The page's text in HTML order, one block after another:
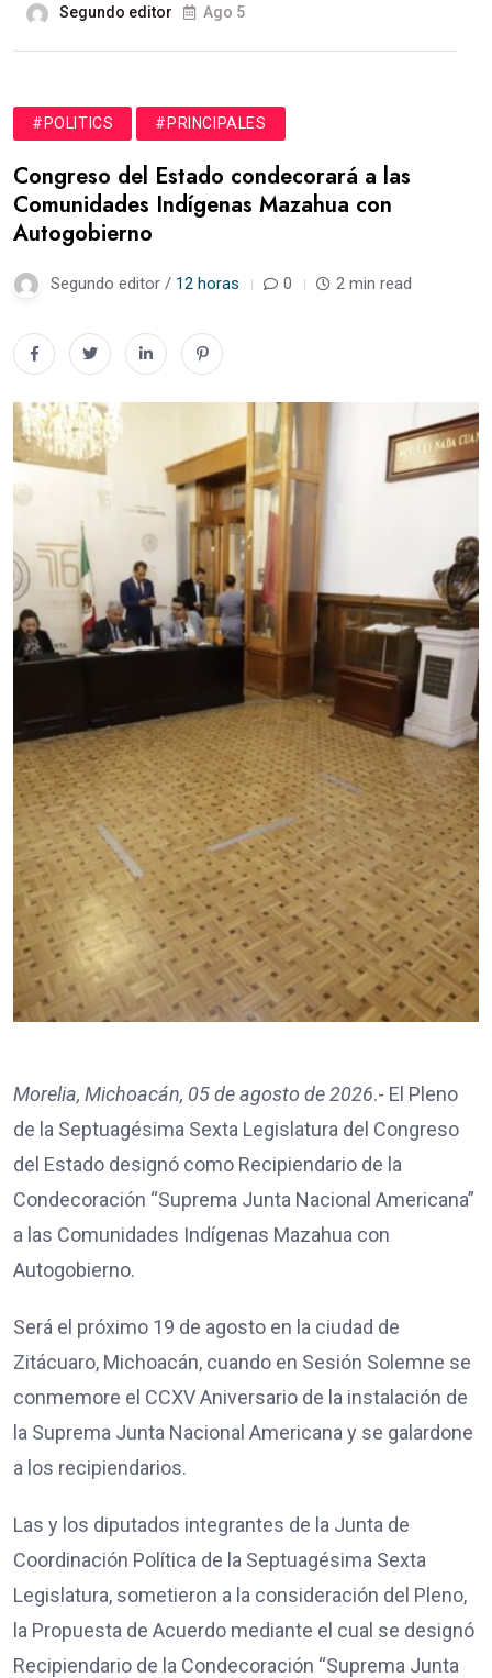
Segundo editor Ago 5
#POLITICS #PRINCIPALES
Congreso del Estado condecorará a las
Comunidades Indígenas Mazahua con
Autogobierno
Segundo editor / 12 horas 0 2 min read
Morelia, Michoacán, 05 de agosto de 2026.- El Pleno
de la Septuagésima Sexta Legislatura del Congreso
del Estado designó como Recipiendario de la
Condecoración “Suprema Junta Nacional Americana”
a las Comunidades Indígenas Mazahua con
Autogobierno.
Será el próximo 19 de agosto en la ciudad de
Zitácuaro, Michoacán, cuando en Sesión Solemne se
conmemore el CCXV Aniversario de la instalación de
la Suprema Junta Nacional Americana y se galardone
a los recipiendarios.
Las y los diputados integrantes de la Junta de
Coordinación Política de la Septuagésima Sexta
Legislatura, sometieron a la consideración del Pleno,
la Propuesta de Acuerdo mediante el cual se designó
Recipiendario de la Condecoración “Suprema Junta